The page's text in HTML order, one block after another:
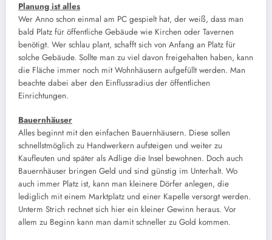
Planung ist alles
Wer Anno schon einmal am PC gespielt hat, der weiß, dass man
bald Platz für öffentliche Gebäude wie Kirchen oder Tavernen
benötigt. Wer schlau plant, schafft sich von Anfang an Platz für
solche Gebäude. Sollte man zu viel davon freigehalten haben, kann
die Fläche immer noch mit Wohnhäusern aufgefüllt werden. Man
beachte dabei aber den Einflussradius der öffentlichen
Einrichtungen.
Bauernhäuser
Alles beginnt mit den einfachen Bauernhäusern. Diese sollen
schnellstmöglich zu Handwerkern aufsteigen und weiter zu
Kaufleuten und später als Adlige die Insel bewohnen. Doch auch
Bauernhäuser bringen Geld und sind günstig im Unterhalt. Wo
auch immer Platz ist, kann man kleinere Dörfer anlegen, die
lediglich mit einem Marktplatz und einer Kapelle versorgt werden.
Unterm Strich rechnet sich hier ein kleiner Gewinn heraus. Vor
allem zu Beginn kann man damit schneller zu Gold kommen.